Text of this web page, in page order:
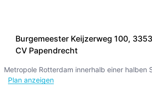
Burgemeester Keijzerweg 100, 3353
CV Papendrecht
Metropole Rotterdam innerhalb einer halben
Plan anzeigen